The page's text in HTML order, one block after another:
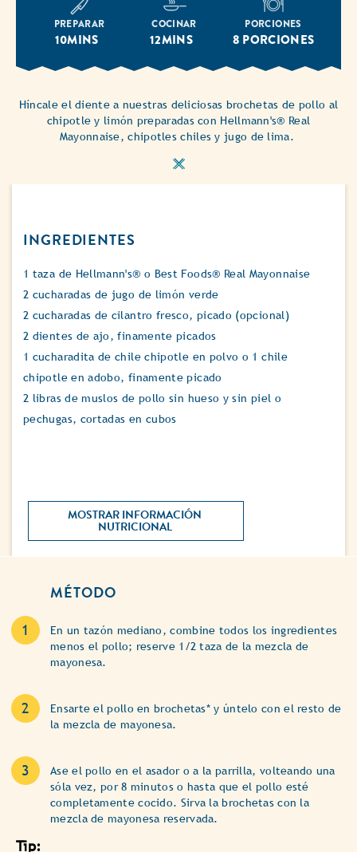
PREPARAR
10MINS
COCINAR
12MINS
PORCIONES
8 PORCIONES
Híncale el diente a nuestras deliciosas brochetas de pollo al
chipotle y limón preparadas con Hellmann's® Real
Mayonnaise, chipotles chiles y jugo de lima.
INGREDIENTES
1 taza de Hellmann's® o Best Foods® Real Mayonnaise
2 cucharadas de jugo de limón verde
2 cucharadas de cilantro fresco, picado (opcional)
2 dientes de ajo, finamente picados
1 cucharadita de chile chipotle en polvo o 1 chile
chipotle en adobo, finamente picado
2 libras de muslos de pollo sin hueso y sin piel o
pechugas, cortadas en cubos
MOSTRAR INFORMACIÓN
NUTRICIONAL
MÉTODO
En un tazón mediano, combine todos los ingredientes
menos el pollo; reserve 1/2 taza de la mezcla de
mayonesa.
Ensarte el pollo en brochetas* y úntelo con el resto de
la mezcla de mayonesa.
Ase el pollo en el asador o a la parrilla, volteando una
sóla vez, por 8 minutos o hasta que el pollo esté
completamente cocido. Sirva la brochetas con la
mezcla de mayonesa reservada.
Tip: